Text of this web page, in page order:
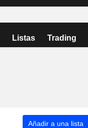
Listas Trading
Añadir a una lista